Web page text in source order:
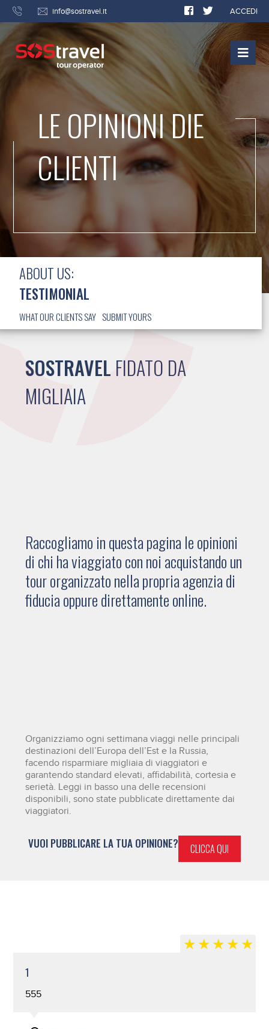
info@sostravel.it ACCEDI
LE OPINIONI DIE
CLIENTI
ABOUT US:
TESTIMONIAL
WHAT OUR CLIENTS SAY SUBMIT YOURS
SOSTRAVEL FIDATO DA
MIGLIAIA
Raccogliamo in questa pagina le opinioni
di chi ha viaggiato con noi acquistando un
tour organizzato nella propria agenzia di
fiducia oppure direttamente online.
Organizziamo ogni settimana viaggi nelle principali
destinazioni dell’Europa dell’Est e la Russia,
facendo risparmiare migliaia di viaggiatori e
garantendo standard elevati, affidabilità, cortesia e
serietà. Leggi in basso una delle recensioni
disponibili, sono state pubblicate direttamente dai
viaggiatori.
VUOI PUBBLICARE LA TUA OPINIONE? CLICCA QUI
1
555